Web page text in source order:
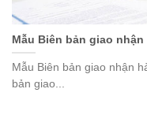
Mẫu Biên bản giao
Mẫu Biên bản giao nhận
bản giao...